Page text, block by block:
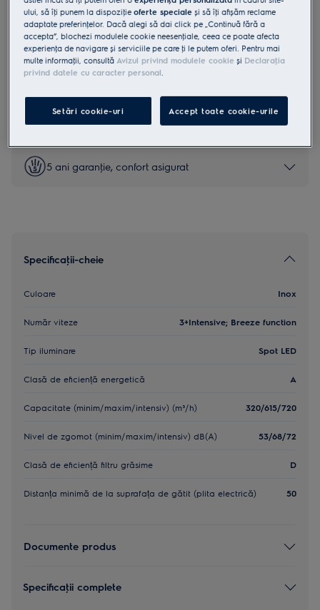
Hota 800 Breeze împrospătează aerul din bucătărie în mod silenţios.
Funcţia Breeze împrospătează discret aerul când ai terminat de gătit.
Hob2Hood® conectează plita cu hota printr-o conexiune wireless.
conform regulamentului UE 2023/988 sunt enumerate în
capitolele 1 și 2 din manualul de utilizare. Pentru utilizarea în
5 ani garanţie, confort asigurat
Specificaţii-cheie
Culoare Inox
Număr viteze 3+Intensive; Breeze function
Tip iluminare Spot LED
Clasă de eficiență energetică A
Capacitate (minim/maxim/intensiv) (m³/h) 320/615/720
Nivel de zgomot (minim/maxim/intensiv) dB(A) 53/68/72
Clasă de eficiență filtru grăsime D
Distanța minimă de la suprafața de gătit (plita electrică) 50
Documente produs
Specificaţii complete
ului, să îţi punem la dispoziţieoferte speciale și să îţi afișăm reclame
adaptate preferinţelor. Dacă alegi să dai click pe „Continuă fără a
accepta”, blochezi modulele cookie neesenţiale, ceea ce poate afecta
experienţa de navigare și serviciile pe care ţi le putem oferi. Pentru mai
multe informaţii, consultă Avizul privind modulele cookie și Declaraţia
privind datele cu caracter personal.
Setări cookie-uri Accept toate cookie-urile